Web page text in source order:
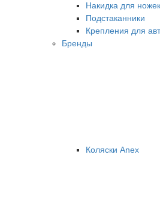
Накидка для ножек
Подстаканники
Крепления для
Бренды
Коляски Anex